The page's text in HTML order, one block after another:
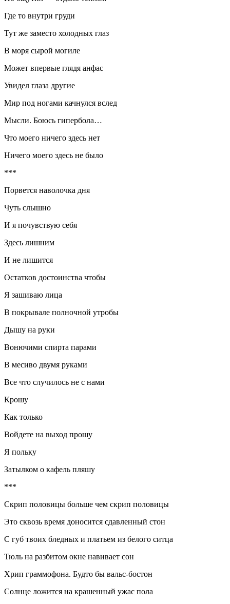
Где то внутри груди
Тут же заместо холодных глаз
В моря сырой могиле
Может впервые глядя анфас
Увидел глаза другие
Мир под ногами качнулся вслед
Мысли. Боюсь гипербола…
Что моего ничего здесь нет
Ничего моего здесь не было
***
Порвется наволочка дня
Чуть слышно
И я почувствую себя
Здесь лишним
И не лишится
Остатков достоинства чтобы
Я зашиваю лица
В покрывале полночной утробы
Дышу на руки
Вонючими спирта парами
В месиво двумя руками
Все что случилось не с нами
Крошу
Как только
Войдете на выход прошу
Я польку
Затылком о кафель пляшу
***
Скрип половицы больше чем скрип половицы
Это сквозь время доносится сдавленный стон
С губ твоих бледных и платьем из белого ситца
Тюль на разбитом окне навивает сон
Хрип граммофона. Будто бы вальс-бостон
Солнце ложится на крашенный ужас пола